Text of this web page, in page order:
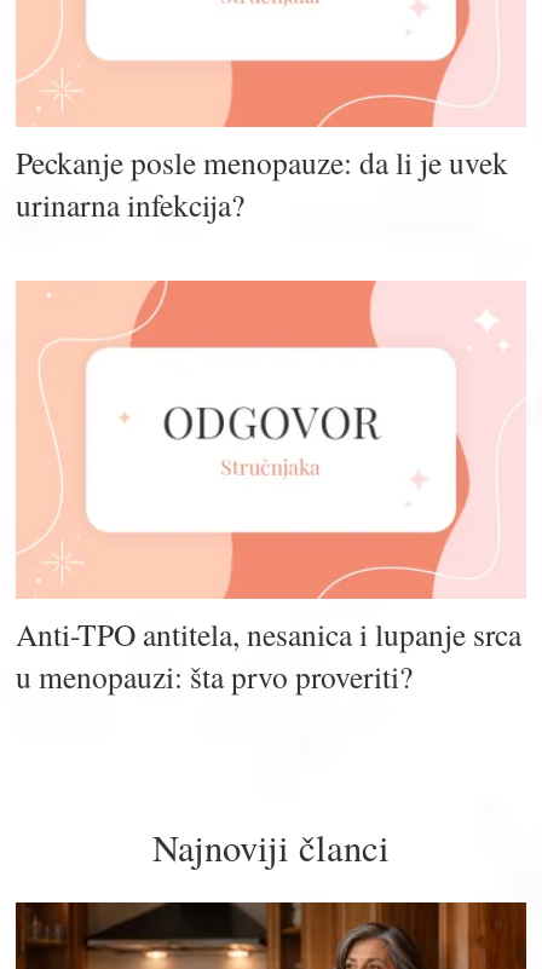
Peckanje posle menopauze: da li je uvek
urinarna infekcija?
Anti-TPO antitela, nesanica i lupanje srca
u menopauzi: šta prvo proveriti?
Najnoviji članci